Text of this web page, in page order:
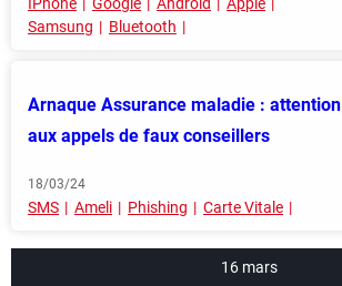
Samsung
Bluetooth
Arnaque Assurance maladie : attention
aux appels de faux conseillers
18/03/24
SMS Ameli Phishing Carte Vitale
16 mars